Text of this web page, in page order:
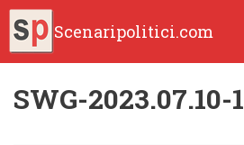
Scenaripolitici.com
SWG-2023.07.10-1